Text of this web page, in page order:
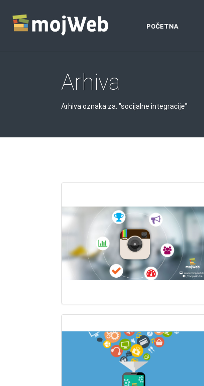
POČETNA
Arhiva
Arhiva oznaka za: "socijalne integracije"